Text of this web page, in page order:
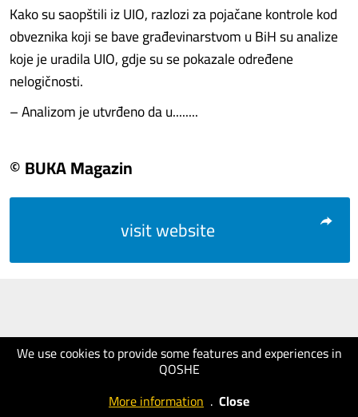
We use cookies to provide some features and experiences in
QOSHE
More information . Close
Kako su saopštili iz UIO, razlozi za pojačane kontrole kod
obveznika koji se bave građevinarstvom u BiH su analize
koje je uradila UIO, gdje su se pokazale određene
nelogičnosti.
– Analizom je utvrđeno da u........
© BUKA Magazin
visit website